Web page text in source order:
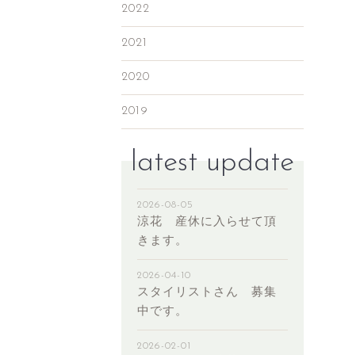
2022
2021
2020
2019
latest update
2026-08-05
涼花 産休に入らせて頂
きます。
2026-04-10
スタイリストさん 募集
中です。
2026-02-01